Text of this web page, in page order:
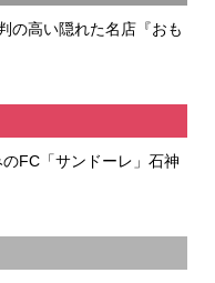
の高い隠れた名店『おも
FC「サンドーレ」石神